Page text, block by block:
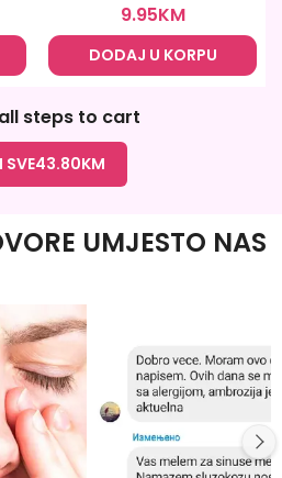
9.95KM
DODAJ U KORPU
steps to cart
SVE43.80KM
UMJESTO NAS